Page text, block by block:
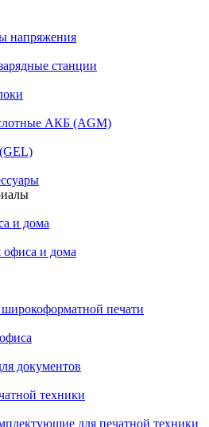
напряжения
станции
АКБ (AGM)
и дома
и дома
печати
документов
техники
для печатной техники